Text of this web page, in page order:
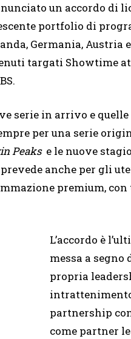
un accordo di
portfolio di
Germania, Austria
targati Showtime
serie in arrivo e
per una serie
Peaks e le nuove
anche per gli
premium,
L’accordo è
messa a segno
propria
partnership
come partner